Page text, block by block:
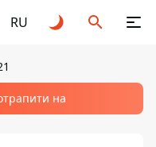
RU
на